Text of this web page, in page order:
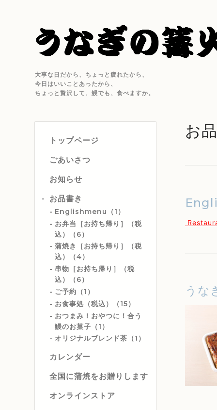
大事な日だから、ちょっと疲れたから、
今日はいいことあったから、
ちょっと贅沢して、鰻でも、食べますか。
トップページ
ごあいさつ
お知らせ
お品書き
Englishmenu（1）
お弁当［お持ち帰り］（税
込）（6）
蒲焼き［お持ち帰り］（税
込）（4）
串物［お持ち帰り］（税
込）（6）
ご予約（1）
お食事処（税込）（15）
おつまみ！おやつに！合う
鰻のお菓子（1）
オリジナルブレンド茶（1）
カレンダー
全国に蒲焼をお贈りします
オンラインストア
お
うな